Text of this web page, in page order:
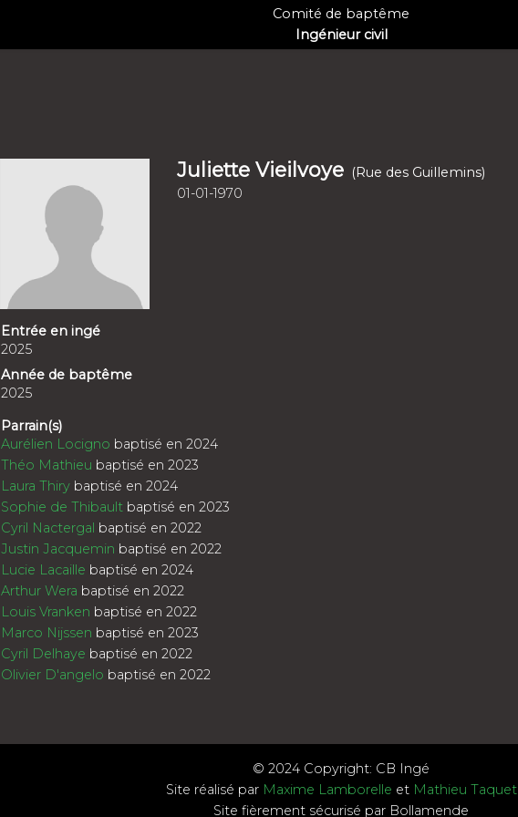
Comité de baptême
Ingénieur civil
Juliette Vieilvoye (Rue des Guillemins)
01-01-1970
Entrée en ingé
2025
Année de baptême
2025
Parrain(s)
Aurélien Locigno baptisé en 2024
Théo Mathieu baptisé en 2023
Laura Thirybaptisé en 2024
Sophie de Thibaultbaptisé en 2023
Cyril Nactergal baptisé en 2022
Justin Jacquemin baptisé en 2022
Lucie Lacaille baptisé en 2024
Arthur Wera baptisé en 2022
Louis Vranken baptisé en 2022
Marco Nijssen baptisé en 2023
Cyril Delhaye baptisé en 2022
Olivier D'angelo baptisé en 2022
© 2024 Copyright: CB Ingé
Site réalisé par Maxime Lamborelle et Mathieu Taquet
Site fièrement sécurisé par Bollamende